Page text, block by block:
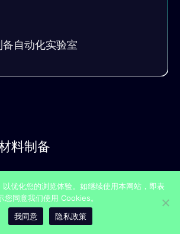
自动化实验室​
料制备
人和仓储物料架组成，实现高分材料研
化。高分子材料制备工作站，适用于高
胶配方的筛选场景，内置灵活机器人搭
优化您的浏览体验。如继续使用本网站，即表
您同意我们使用 Cookies。
我同意
隐私政策